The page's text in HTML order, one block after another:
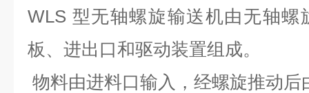
WLS 型无轴螺旋输送机由无轴螺
板、进出口和驱动装置组成。
物料由进料口输入，经螺旋推动后